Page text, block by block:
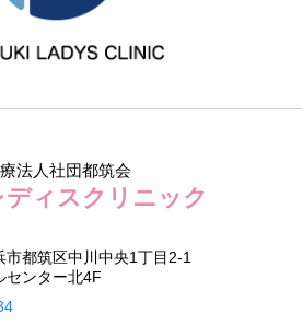
法人社団都筑会
ィスクリニック
市都筑区中川中央1丁目2-1
センター北4F